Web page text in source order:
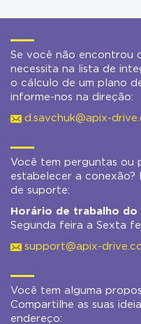
Se você não encontrou
necessita na lista de
o cálculo de um plano
informe-nos na direção:
d.savchuk@apix-
Você tem perguntas ou
estabelecer a conexão?
de suporte:
Horário de trabalho
Segunda feira a Sexta
support@apix-
Você tem alguma
Compartilhe as suas
endereço: